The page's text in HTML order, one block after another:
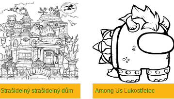
Strašidelný strašidelný dům Among Us Lukostřelec